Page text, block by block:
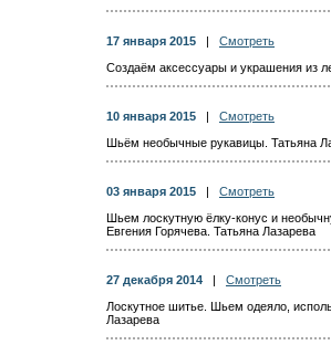
17 января 2015
Смотреть
Создаём аксессуары и украшения из
10 января 2015
Смотреть
Шьём необычные рукавицы. Татьяна
03 января 2015
Смотреть
Шьем лоскутную ёлку-конус и
Евгения Горячева. Татьяна Лазарева
27 декабря 2014
Смотреть
Лоскутное шитье. Шьем одеяло,
Лазарева